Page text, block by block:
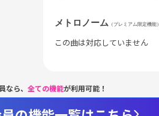
メトロノーム （プレミアム限定機能）
この曲は対応していません
なら、 全ての機能が利用可能！